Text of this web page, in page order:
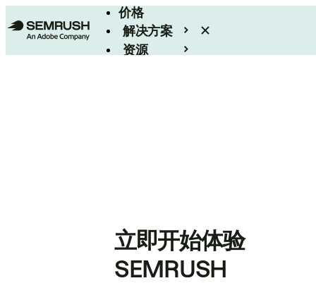
价格
解决方案
资源
立即开始体验
SEMRUSH